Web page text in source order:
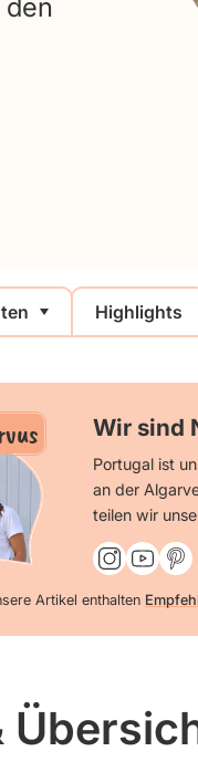
Highlights
Wir sind
Portugal ist
an der
teilen wir
Artikel enthalten